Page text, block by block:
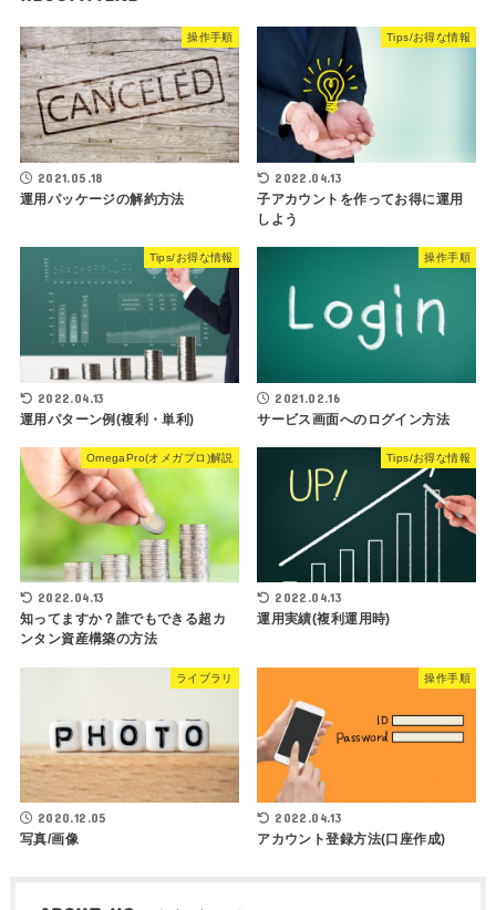
操作手順
2021.05.18
運用パッケージの解約方法
Tips/お得な情報
2022.04.13
子アカウントを作ってお得に運用
しよう
Tips/お得な情報
2022.04.13
運用パターン例(複利・単利)
操作手順
2021.02.16
サービス画面へのログイン方法
OmegaPro(オメガプロ)解説
2022.04.13
知ってますか？誰でもできる超カ
ンタン資産構築の方法
Tips/お得な情報
2022.04.13
運用実績(複利運用時)
ライブラリ
2020.12.05
写真/画像
操作手順
2022.04.13
アカウント登録方法(口座作成)